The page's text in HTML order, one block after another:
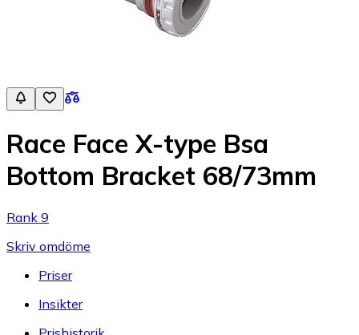
Race Face X-type Bsa
Bottom Bracket 68/73mm
Rank 9
Skriv omdöme
Priser
Insikter